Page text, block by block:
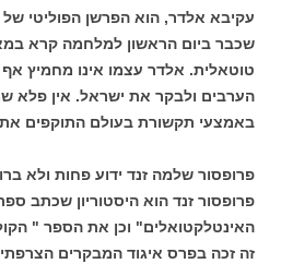
עקיבא אלדר, הוא הפרשן הפוליטי של
שכבר ביום הראשון למלחמה קרא
טוטאלית. אלדר עצמו אינו מחמיץ
הערבים ולבקר את ישראל. אין פלא
באמצעי תקשורת בעולם התוקפים
פרופסור שלמה זנד ידוע פחות ולא
פרופסור זנד הוא היסטוריון שכתב
האינטלקטואלים" וכן את הספר "
זה זכה בפרס איגוד המבקרים